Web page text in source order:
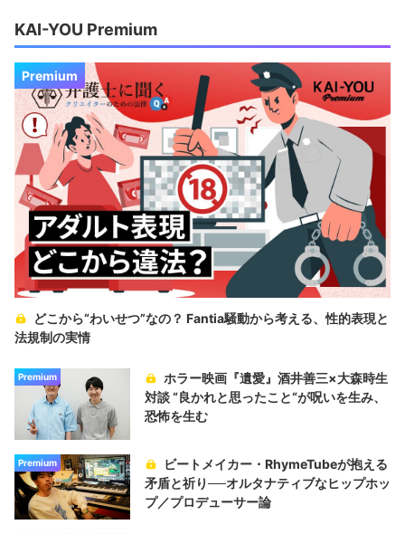
KAI-YOU Premium
Premium
どこから“わいせつ”なの？ Fantia騒動から考える、性的表現と
法規制の実情
Premium
ホラー映画『遺愛』酒井善三×大森時生
対談 “良かれと思ったこと“が呪いを生み、
恐怖を生む
Premium
ビートメイカー・RhymeTubeが抱える
矛盾と祈り──オルタナティブなヒップホッ
プ／プロデューサー論